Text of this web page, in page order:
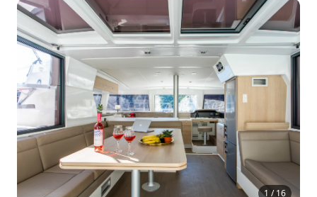
1 / 16